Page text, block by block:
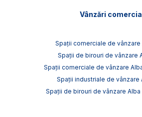
Vânzări
Spații comerciale de vânzare
Spații de birouri de vânzare
Spații comerciale de vânzare
Spații industriale de vânzare
Spații de birouri de vânzare Alba